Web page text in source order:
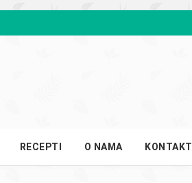
RECEPTI O NAMA KONTAKT